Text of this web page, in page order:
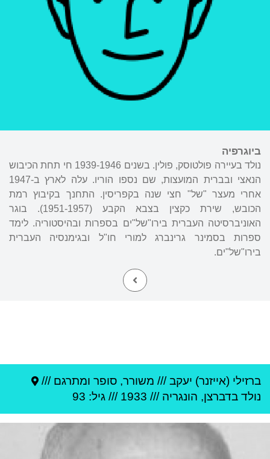
ביוגרפיה
נולד בעיירה פולטוסק, פולין. בשנים 1939-1946 חי תחת הכיבוש
הנאצי ובברית המועצות, שם נספו הוריו. עלה לארץ ב-1947
אחרי מעצר "של" חצי שנה בקפריסין. התחנך בקיבוץ רמת
הכובש, שירת כקצין בצבא הקבע (1951-1957). בוגר
האוניברסיטה העברית בירו"של"ים בספרות ובהיסטוריה. לימד
ספרות בסמינר גרינברג למורי חו"ל ובגימנסיה העברית
בירו"של"ים.
ברזילי (אייזנר) יעקב/// משורר, סופר ומתרגם ///
נולד בדברצן, הונגריה ///
1933 /// גיל: 93